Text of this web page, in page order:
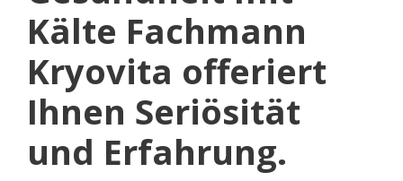
Kälte Fachmann
Kryovita offeriert
Ihnen Seriösität
und Erfahrung.